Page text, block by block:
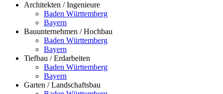
Architekten / Ingenieure
Baden Württemberg
Bayern
Bauunternehmen / Hochbau
Baden Württemberg
Bayern
Tiefbau / Erdarbeiten
Baden Württemberg
Bayern
Garten / Landschaftsbau